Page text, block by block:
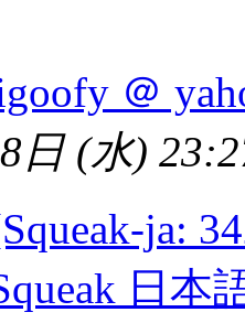
＠
日 (水)
ja:
日本